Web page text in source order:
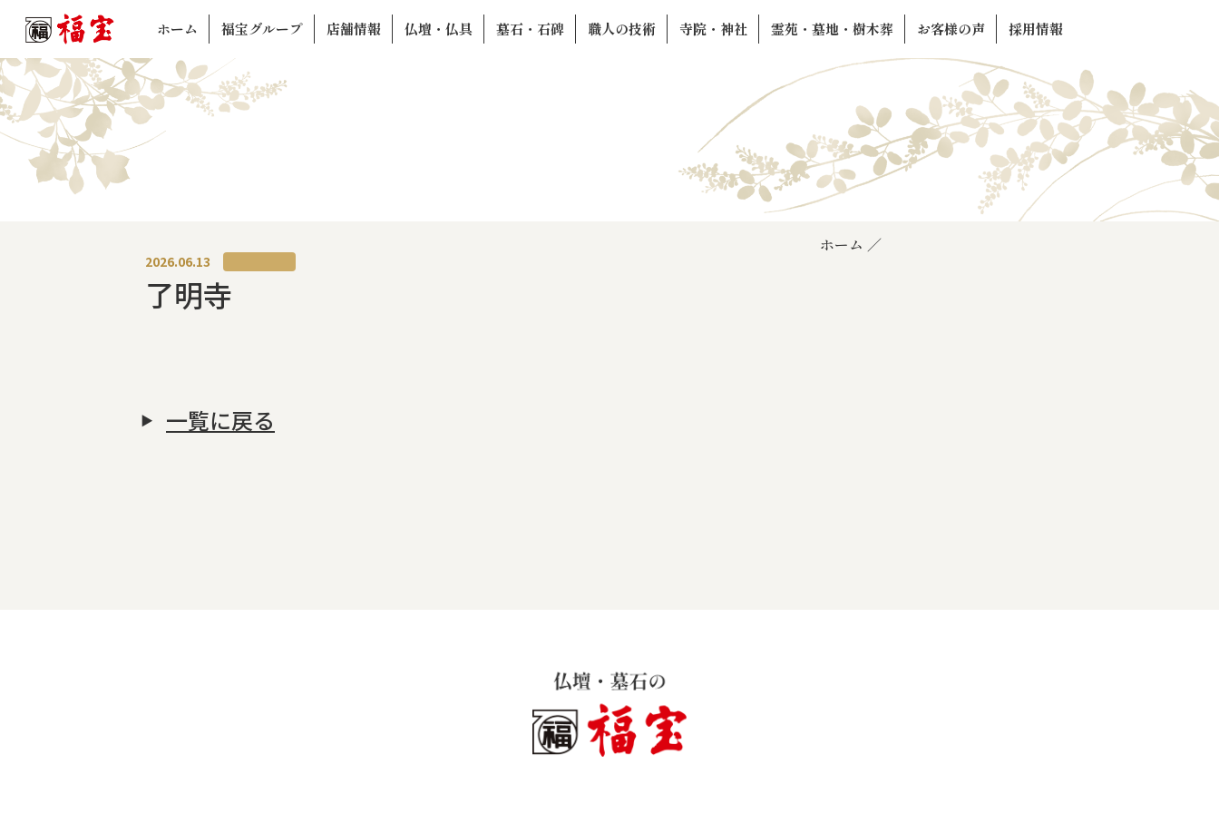
ホーム 福宝グループ 店舗情報 仏壇・仏具 墓石・石碑 職人の技術 寺院・神社 霊苑・墓地・樹木葬 お客様の声 採用情報
ホーム
2026.06.13
了明寺
一覧に戻る